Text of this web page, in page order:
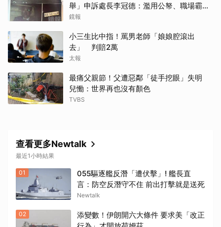
舉」申訴處長李冠德：濫用公帑、職場霸
凌、超速仔拒繳罰單 外交部要查了
鏡報
小三生比中指！罵男老師「娘娘腔滾出
去」 判賠2萬
太報
最痛父親節！父遭惡鄰「徒手挖眼」失明
兒慟：世界再也沒有顏色
TVBS
查看更多Newtalk
最近1小時結果
01
055驅逐艦反潛「遭伏擊」! 艦長直
言：防空反潛守不住 前出打擊就是送死
Newtalk
02
添變數！伊朗開六大條件 要求美「改正